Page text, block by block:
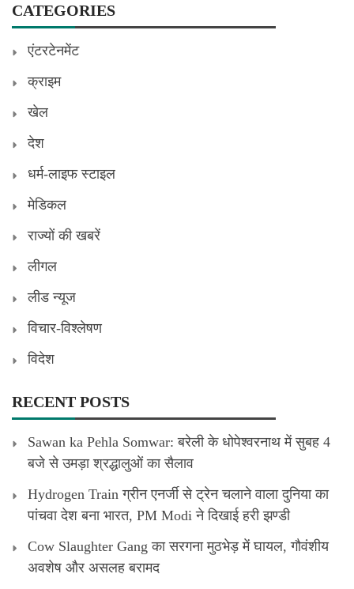
CATEGORIES
एंटरटेनमेंट
क्राइम
खेल
देश
धर्म-लाइफ स्टाइल
मेडिकल
राज्यों की खबरें
लीगल
लीड न्यूज
विचार-विश्लेषण
विदेश
RECENT POSTS
Sawan ka Pehla Somwar: बरेली के धोपेश्वरनाथ में सुबह 4
बजे से उमड़ा श्रद्धालुओं का सैलाव
Hydrogen Train ग्रीन एनर्जी से ट्रेन चलाने वाला दुनिया का
पांचवा देश बना भारत, PM Modi ने दिखाई हरी झण्डी
Cow Slaughter Gang का सरगना मुठभेड़ में घायल, गौवंशीय
अवशेष और असलह बरामद